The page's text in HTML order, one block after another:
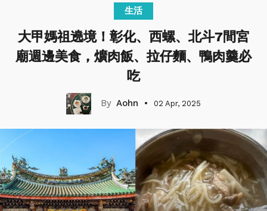
生活
大甲媽祖遶境！彰化、西螺、北斗7間宮
廟週邊美食，爌肉飯、拉仔麵、鴨肉羹必
吃
Aohn 02 Apr, 2025